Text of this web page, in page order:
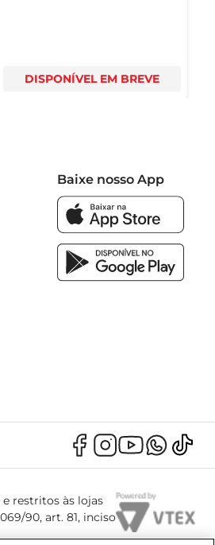
DISPONÍVEL EM BREVE
Baixe nosso App
restritos às lojas
90, art. 81, inciso